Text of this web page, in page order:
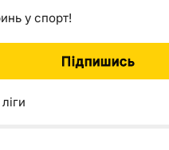
у спорт!
Підпишись